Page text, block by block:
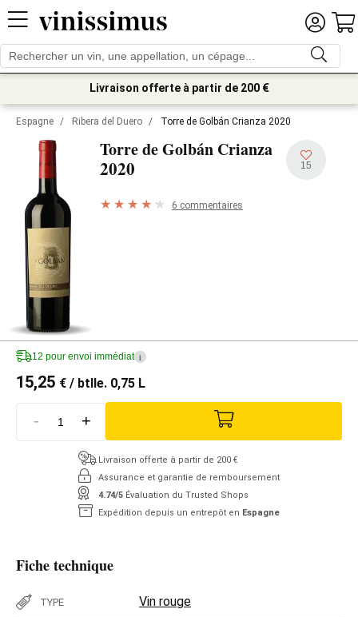
Livraison offerte à partir de 200 €
Espagne / Ribera del Duero / Torre de Golbán Crianza 2020
Torre de Golbán Crianza
2020 15
6 commentaires
12 pour envoi immédiat i
15,25 € / btlle. 0,75 L
- +
Livraison offerte à partir de 200 €
Assurance et garantie de remboursement
4.74/5 Évaluation du Trusted Shops
Expédition depuis un entrepôt en Espagne
Fiche technique
TYPE Vin rouge